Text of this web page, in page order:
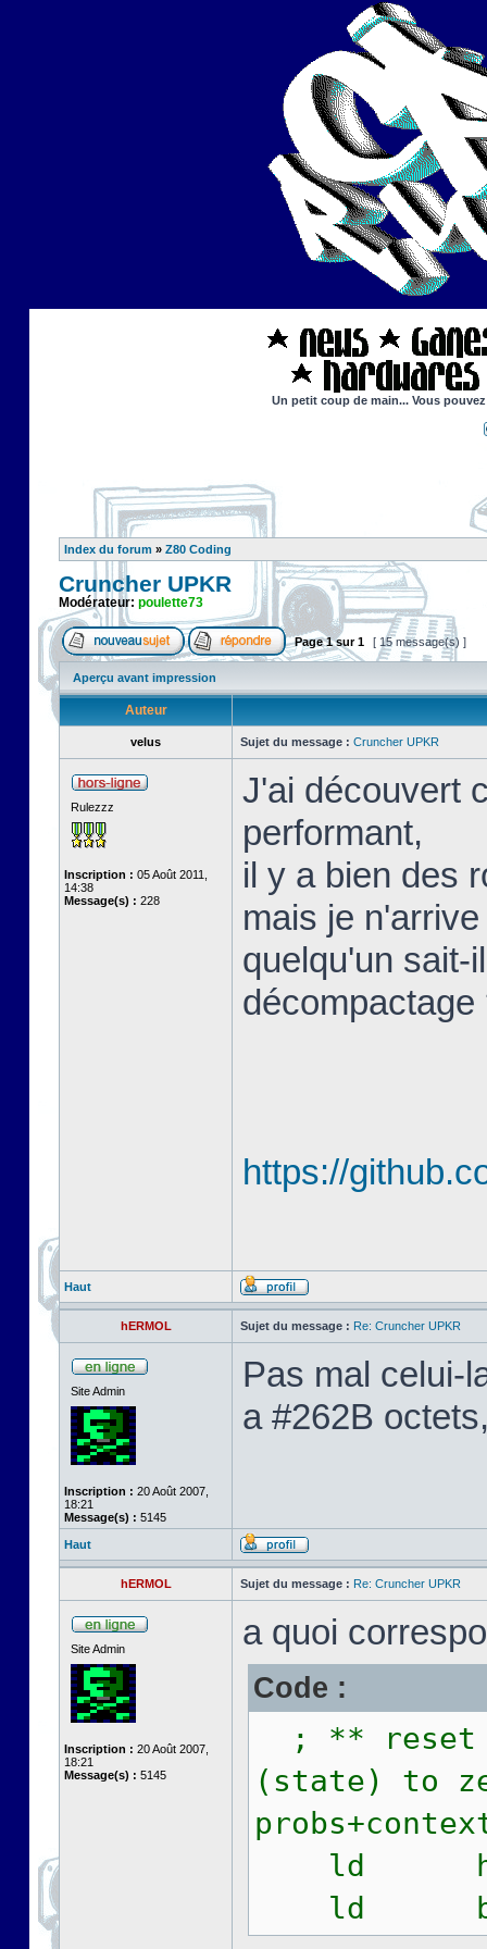
Un petit coup de main... Vous
Index du forum » Z80 Coding
Cruncher UPKR
Modérateur: poulette73
Page1sur1 [ 15 message(s) ]
Aperçu avant impression
Auteur
velus Sujet du message : Cruncher UPKR
Rulezzz
Inscription : 05 Août 2011,
14:38
Message(s) : 228
J'ai découvert
performant,
il y a bien des
mais je
quelqu'un sait-
décompactage
https://
Haut
hERMOL Sujet du message : Re: Cruncher UPKR
Site Admin
Inscription : 20 Août 2007,
18:21
Message(s) : 5145
Pas mal celui-
a #262B
Haut
hERMOL Sujet du message : Re: Cruncher UPKR
Site Admin
Inscription : 20 Août 2007,
18:21
Message(s) : 5145
a quoi
Code :
; ** reset
(state) to
ld
ld